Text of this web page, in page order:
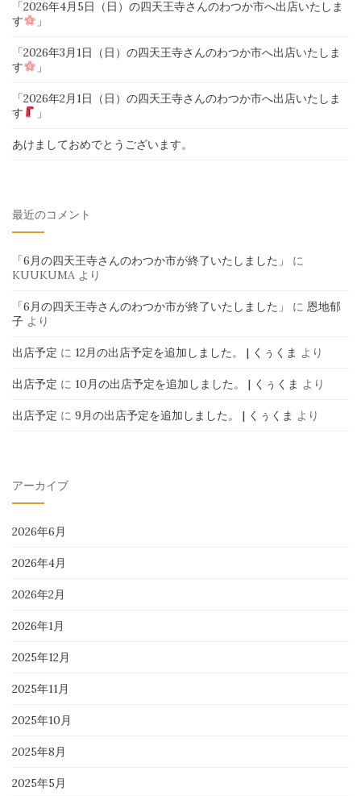
「2026年4月5日（日）の四天王寺さんのわつか市へ出店いたしま
す
」
「2026年3月1日（日）の四天王寺さんのわつか市へ出店いたしま
す
」
「2026年2月1日（日）の四天王寺さんのわつか市へ出店いたしま
す
」
あけましておめでとうございます。
最近のコメント
「6月の四天王寺さんのわつか市が終了いたしました」
に
KUUKUMA より
「6月の四天王寺さんのわつか市が終了いたしました」 に 恩地郁
子 より
出店予定 に 12月の出店予定を追加しました。 | くぅくま より
出店予定 に 10月の出店予定を追加しました。 | くぅくま より
出店予定 に 9月の出店予定を追加しました。 | くぅくま より
アーカイブ
2026年6月
2026年4月
2026年2月
2026年1月
2025年12月
2025年11月
2025年10月
2025年8月
2025年5月